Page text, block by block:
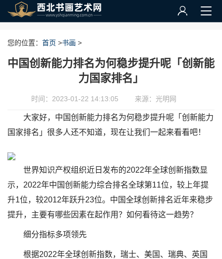
您的位置： 首页 >书画 >
中国创新能力排名为何稳步提升呢「创新能
力国家排名」
时间：2023-01-22 14:13:05 来源：光明网
大家好，中国创新能力排名为何稳步提升呢「创新能力
国家排名」很多人还不知道，现在让我们一起来看看吧！
世界知识产权组织近日发布的2022年全球创新指数显
示，2022年中国创新能力综合排名全球第11位，较上年提
升1位，较2012年跃升23位。中国全球创新排名近年来稳步
提升，主要有哪些因素在起作用？如何看待这一趋势？
细分指标多项领先
根据2022年全球创新指数，瑞士、美国、瑞典、英国